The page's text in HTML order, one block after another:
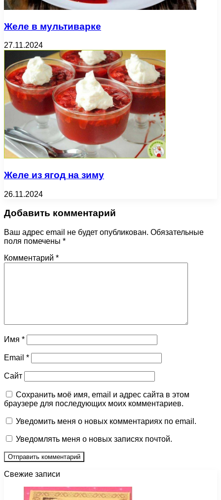
Желе в мультиварке
27.11.2024
Желе из ягод на зиму
26.11.2024
Добавить комментарий
Ваш адрес email не будет опубликован. Обязательные
поля помечены *
Комментарий *
Имя *
Email *
Сайт
Сохранить моё имя, email и адрес сайта в этом
браузере для последующих моих комментариев.
Уведомить меня о новых комментариях по email.
Уведомлять меня о новых записях почтой.
Свежие записи